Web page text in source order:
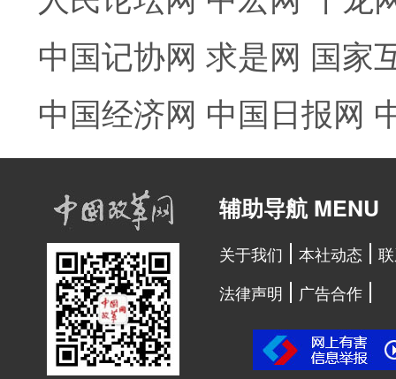
中国记协网 求是网 国家
中国经济网 中国日报网
辅助导航 MENU
关于我们 本社动态
法律声明
广告合作